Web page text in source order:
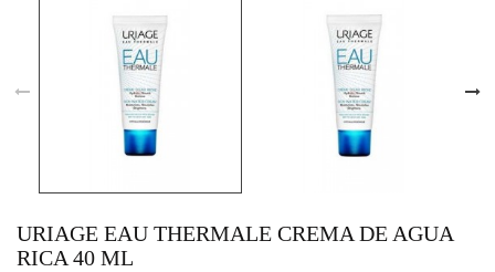
URIAGE EAU THERMALE CREMA DE AGUA
RICA 40 ML